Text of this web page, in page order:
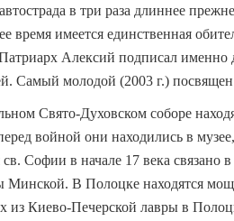
в три раза длиннее
время имеется единственная
Алексий подписал именно
Самый молодой (2003 г.)
Свято-Духовском соборе
войной они находились в
Софии в начале 17 века связано
Минской. В Полоцке находятся
из Киево-Печерской лавры в